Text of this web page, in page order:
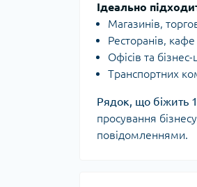
Ідеально
Магазинів,
Ресторанів, кафе
Офісів та бізнес-
Транспортних
Рядок, що біжить
просування
повідомленнями.